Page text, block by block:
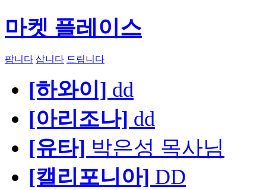
마켓 플레이스
팝니다 삽니다 드립니다
[하와이] dd
[아리조나] dd
[유타] 박은성 목사님
[캘리포니아] DD